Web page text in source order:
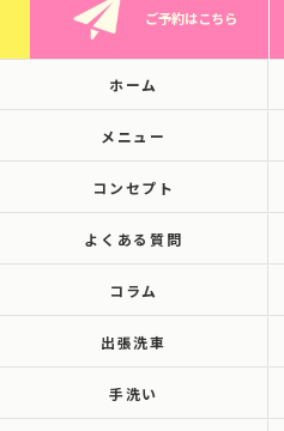
ご予約はこちら
ホーム
メニュー
コンセプト
よくある質問
コラム
出張洗車
手洗い